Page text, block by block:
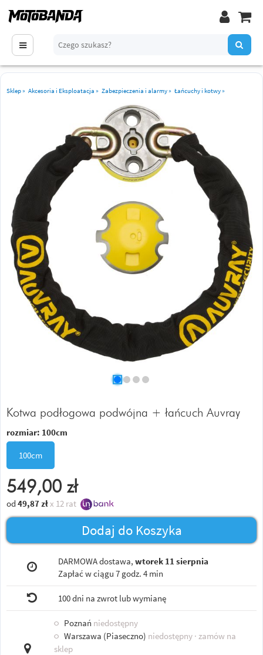
Sklep» Akcesoria i Eksploatacja » Zabezpieczenia i alarmy» Łańcuchy i kotwy»
Kotwa podłogowa podwójna + łańcuch Auvray
rozmiar: 100cm
100cm
549,00 zł
od 49,87 zł x 12 rat
Dodaj do Koszyka
DARMOWA dostawa, wtorek 11 sierpnia
Zapłać w ciągu 7 godz. 4 min
100 dni na zwrot lub wymianę
○ Poznań niedostępny
○ Warszawa (Piaseczno) niedostępny · zamów na
sklep